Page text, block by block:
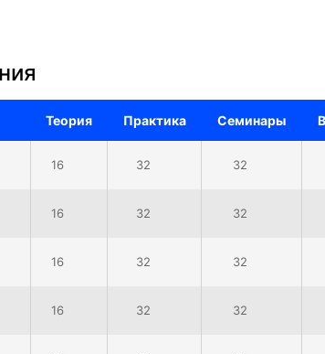
Теория Практика Семинары
16 32 32
16 32 32
16 32 32
16 32 32